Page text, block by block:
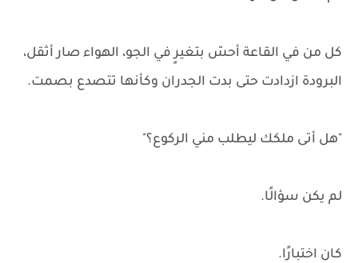
كل من في القاعة أحسّ بتغيرٍ في الجو، الهواء صار أثقل،
البرودة ازدادت حتى بدت الجدران وكأنها تتصدع بصمت.
"هل أتى ملكك ليطلب مني الركوع؟"
لم يكن سؤالًا.
كان اختبارًا.